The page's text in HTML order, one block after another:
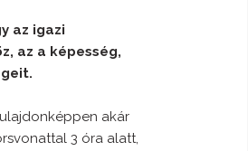
az igazi
az a képesség,
akár
3 óra alatt,